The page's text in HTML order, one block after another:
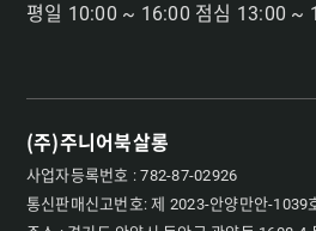
평일 10:00 ~ 16:00 점심 13:00 ~
(주)주니어북살롱
사업자등록번호 : 782-87-02926
통신판매신고번호: 제 2023-안양만안-1039